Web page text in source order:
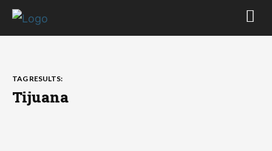
TAG RESULTS:
Tijuana